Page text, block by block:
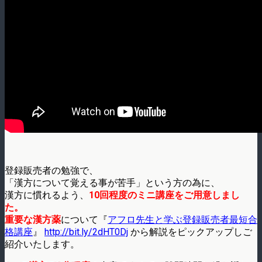
登録販売者の勉強で、
「漢方について覚える事が苦手」という方の為に、
漢方に慣れるよう、 10回程度のミニ講座をご用意しまし
た。
重要な漢方薬について『アフロ先生と学ぶ登録販売者最短合
格講座』 http://bit.ly/2dHT0Dj から解説をピックアップしご
紹介いたします。